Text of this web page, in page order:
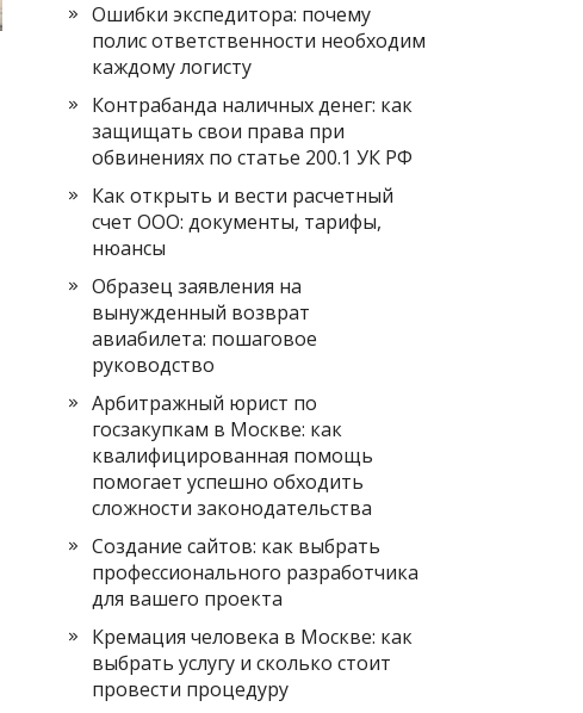
Ошибки экспедитора: почему
полис ответственности необходим
каждому логисту
Контрабанда наличных денег: как
защищать свои права при
обвинениях по статье 200.1 УК РФ
Как открыть и вести расчетный
счет ООО: документы, тарифы,
нюансы
Образец заявления на
вынужденный возврат
авиабилета: пошаговое
руководство
Арбитражный юрист по
госзакупкам в Москве: как
квалифицированная помощь
помогает успешно обходить
сложности законодательства
Создание сайтов: как выбрать
профессионального разработчика
для вашего проекта
Кремация человека в Москве: как
выбрать услугу и сколько стоит
провести процедуру